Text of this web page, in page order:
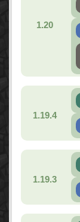
1.20
1.19.4
1.19.3